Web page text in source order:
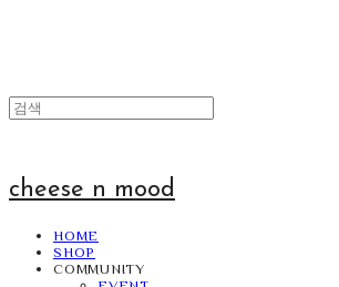
cheese n mood
HOME
SHOP
COMMUNITY